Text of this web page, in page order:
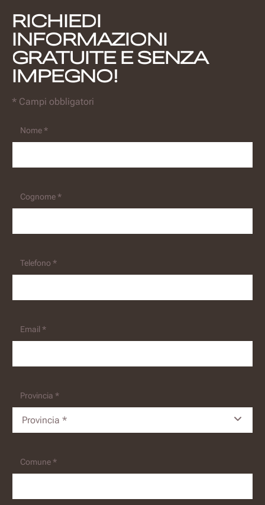
RICHIEDI
INFORMAZIONI
GRATUITE E SENZA
IMPEGNO!
* Campi obbligatori
Nome *
Cognome *
Telefono *
Email *
Provincia *
Provincia *
Comune *